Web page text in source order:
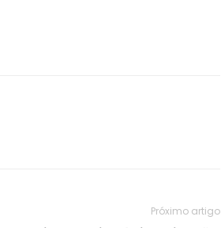
Próximo artigo